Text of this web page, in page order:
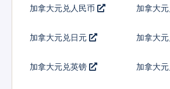
加拿大元兑人民币 加拿大
加拿大元兑日元 加拿大
加拿大元兑英镑 加拿大